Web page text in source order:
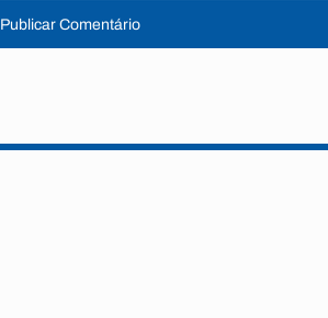
Publicar Comentário